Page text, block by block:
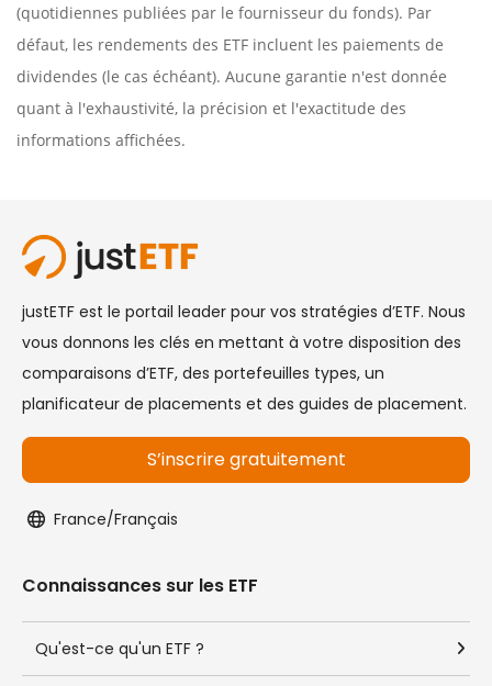
(quotidiennes publiées par le fournisseur du fonds). Par
défaut, les rendements des ETF incluent les paiements de
dividendes (le cas échéant). Aucune garantie n'est donnée
quant à l'exhaustivité, la précision et l'exactitude des
informations affichées.